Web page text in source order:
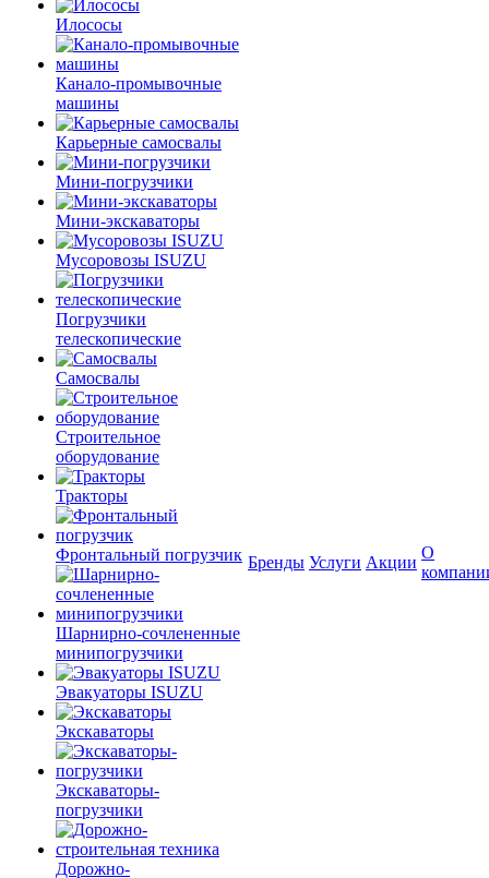
Илососы
Канало-промывочные
машины
Карьерные самосвалы
Мини-погрузчики
Мини-экскаваторы
Мусоровозы ISUZU
Погрузчики
телескопические
Самосвалы
Строительное
оборудование
Тракторы
Фронтальный погрузчик
Шарнирно-сочлененные
минипогрузчики
Эвакуаторы ISUZU
Экскаваторы
Экскаваторы-
погрузчики
Дорожно-
Бренды Услуги Акции
О